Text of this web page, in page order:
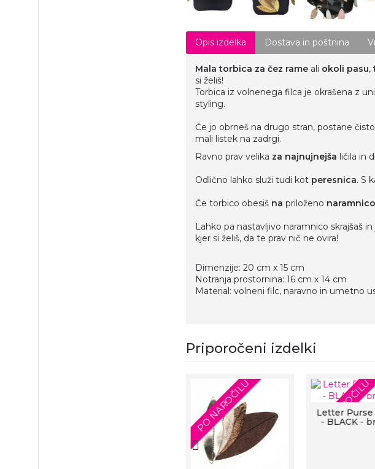
Opis izdelka Dostava in poštnina
Mala torbica za čez rame ali okoli pasu,
si želiš!
Torbica iz volnenega filca je okrašena z
styling.
Če jo obrneš na drugo stran, postane
mali listek na zadrgi.
Ravno prav velika za najnujnejša ličila in
Odlično lahko služi tudi kot peresnica. S
Če torbico obesiš na priloženo naramnico
Lahko pa nastavljivo naramnico skrajšaš
kjer si želiš, da te prav nič ne ovira!
Dimenzije: 20 cm x 15 cm
Notranja prostornina: 16 cm x 14 cm
Material: volneni filc, naravno in umetno
Priporočeni izdelki
PO NAROČILU PO NAROČILU
Letter Purse
- BLACK -